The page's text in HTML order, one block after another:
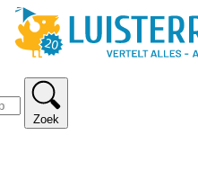
Zoek